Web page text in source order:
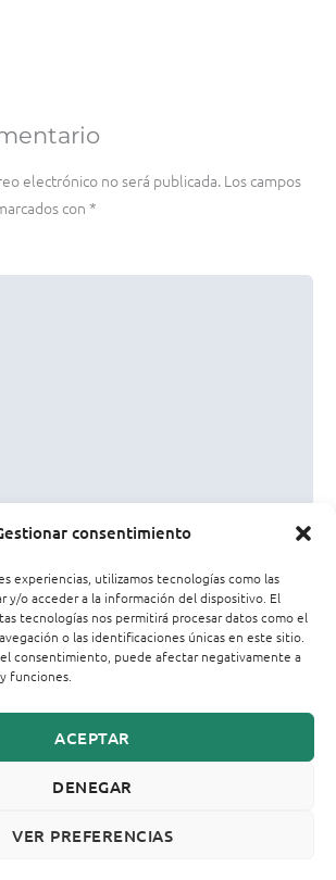
consentimiento
experiencias, utilizamos tecnologías como las
y/o acceder a la información del dispositivo. El
tecnologías nos permitirá procesar datos como el
o las identificaciones únicas en este sitio.
consentimiento, puede afectar negativamente a
funciones.
ACEPTAR
DENEGAR
VER PREFERENCIAS
electrónico no será publicada. Los campos
con *